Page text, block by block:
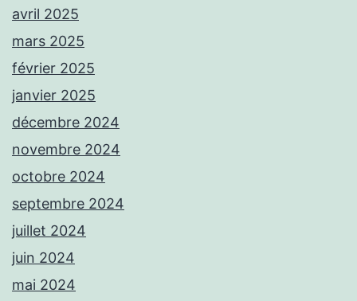
avril 2025
mars 2025
février 2025
janvier 2025
décembre 2024
novembre 2024
octobre 2024
septembre 2024
juillet 2024
juin 2024
mai 2024